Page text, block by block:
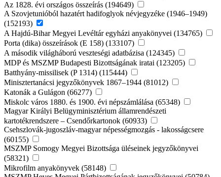
Az 1828. évi országos összeírás (194649)
A Szovjetunióból hazatért hadifoglyok névjegyzéke (1946–1949)
(152193)
A Hajdú-Bihar Megyei Levéltár egyházi anyakönyvei (134765)
Porta (dika) összeírások (E 158) (133107)
A második világháború veszteségi adatbázisa (124345)
MDP és MSZMP Budapesti Bizottságának iratai (123205)
Batthyány-missilisek (P 1314) (115444)
Minisztertanácsi jegyzőkönyvek 1867–1944 (81012)
Katonák a Gulágon (66277)
Miskolc város 1880. és 1900. évi népszámlálása (65348)
Magyar Királyi Belügyminisztérium államrendészeti
kartotékrendszere – Csendőrkartonok (60933)
Csehszlovák-jugoszláv-magyar népességmozgás - lakosságcsere
(60155)
MSZMP Somogy Megyei Bizottsága üléseinek jegyzőkönyvei
(58321)
Mikrofilm anyakönyvek (58148)